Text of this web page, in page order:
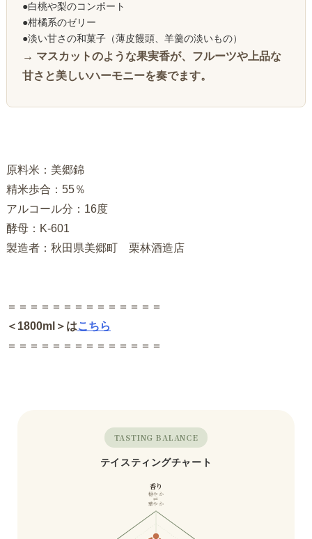
●白桃や梨のコンポート
●柑橘系のゼリー
●淡い甘さの和菓子（薄皮饅頭、羊羹の淡いもの）
→ マスカットのような果実香が、フルーツや上品な
甘さと美しいハーモニーを奏でます。
原料米：美郷錦
精米歩合：55％
アルコール分：16度
酵母：K-601
製造者：秋田県美郷町 栗林酒造店
＝＝＝＝＝＝＝＝＝＝＝＝＝＝
＜1800ml＞はこちら
＝＝＝＝＝＝＝＝＝＝＝＝＝＝
TASTING BALANCE
テイスティングチャート
香り
穏やか
⇄
華やか